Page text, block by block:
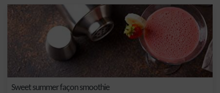
Sweet summer façon smoothie